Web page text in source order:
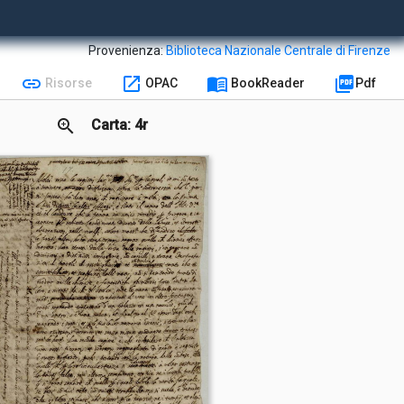
Provenienza:Biblioteca Nazionale Centrale di Firenze
link Risorse open_in_new OPAC menu_book BookReader picture_as_pdf Pdf
zoom_in Carta: 4r